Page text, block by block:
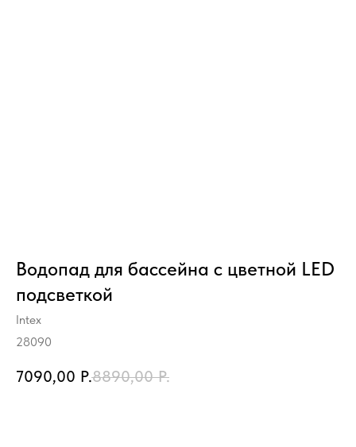
Водопад для бассейна с цветной LED
подсветкой
Intex
28090
7090,00 Р.8890,00 Р.